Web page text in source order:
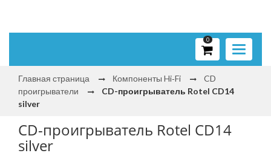
Toggle
0
Главная страница Компоненты Hi‑Fi
CD
проигрыватели
CD-проигрыватель Rotel CD14
silver
CD-проигрыватель Rotel CD14
silver